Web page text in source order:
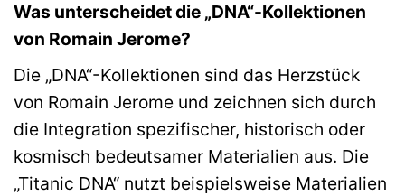
Was unterscheidet die „DNA“-Kollektionen
von Romain Jerome?
Die „DNA“-Kollektionen sind das Herzstück
von Romain Jerome und zeichnen sich durch
die Integration spezifischer, historisch oder
kosmisch bedeutsamer Materialien aus. Die
„Titanic DNA“ nutzt beispielsweise Materialien